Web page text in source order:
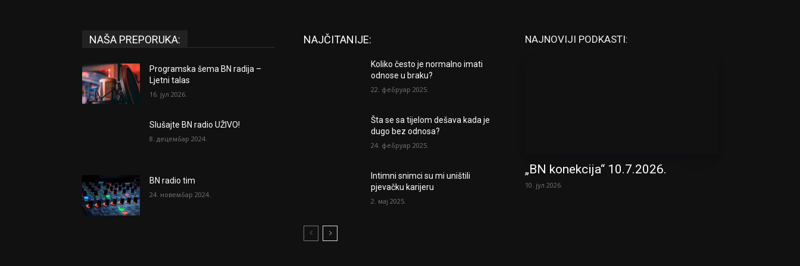
NAŠA PREPORUKA:
Programska šema BN radija –
Ljetni talas
16. јул 2026.
Slušajte BN radio UŽIVO!
8. децембар 2024.
BN radio tim
24. новембар 2024.
NAJČITANIJE:
Koliko često je normalno imati
odnose u braku?
22. фебруар 2025.
Šta se sa tijelom dešava kada je
dugo bez odnosa?
24. фебруар 2025.
Intimni snimci su mi uništili
pjevačku karijeru
2. мај 2025.
NAJNOVIJI PODKASTI:
„BN konekcija“ 10.7.2026.
10. јул 2026.